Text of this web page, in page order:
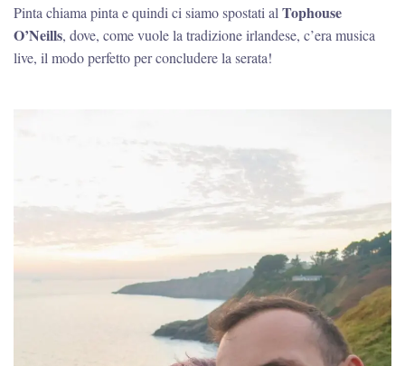
Pinta chiama pinta e quindi ci siamo spostati al Tophouse
O’Neills, dove, come vuole la tradizione irlandese, c’era musica
live, il modo perfetto per concludere la serata!